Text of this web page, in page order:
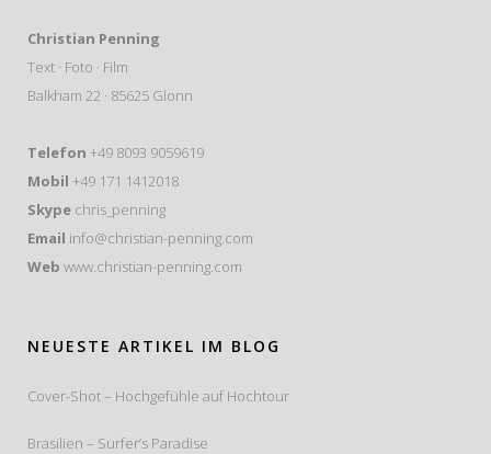
Christian Penning
Text · Foto · Film
Balkham 22 · 85625 Glonn
Telefon +49 8093 9059619
Mobil +49 171 1412018
Skype chris_penning
Email info@christian-penning.com
Web www.christian-penning.com
NEUESTE ARTIKEL IM BLOG
Cover-Shot – Hochgefühle auf Hochtour
Brasilien – Surfer’s Paradise